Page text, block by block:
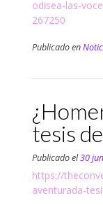
odisea-las-
267250
Publicado en
tesis
Publicado el30
https://
aventurada-